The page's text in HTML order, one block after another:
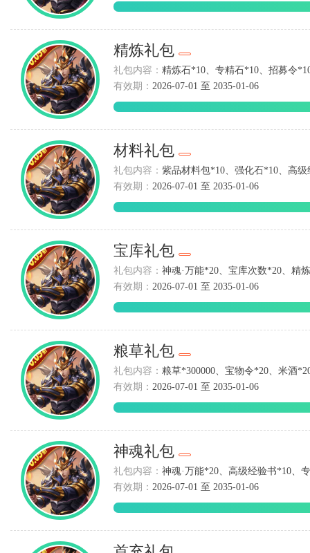
精炼礼包
礼包内容： 精炼石*10、专精石*10、招募令
有效期： 2026-07-01 至 2035-01-06
材料礼包
礼包内容： 紫品材料包*10、强化石*10、高
有效期： 2026-07-01 至 2035-01-06
宝库礼包
礼包内容： 神魂·万能*20、宝库次数*20、精
有效期： 2026-07-01 至 2035-01-06
粮草礼包
礼包内容： 粮草*300000、宝物令*20、米酒
有效期： 2026-07-01 至 2035-01-06
神魂礼包
礼包内容： 神魂·万能*20、高级经验书*10、
有效期： 2026-07-01 至 2035-01-06